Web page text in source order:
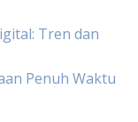
Tren dan
Penuh Waktu